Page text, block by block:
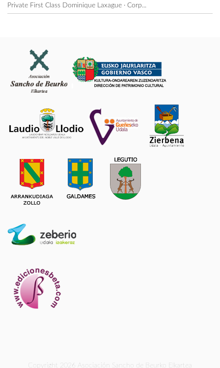
Private First Class Dominique Laxague · Corp...
Copyright 2026 Asociación Sancho de Beurko Elkartea